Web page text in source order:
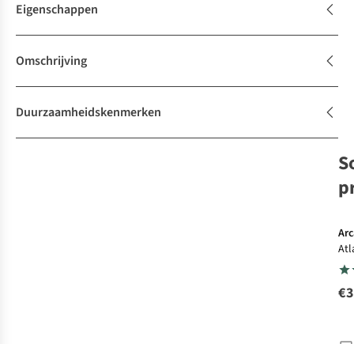
Eigenschappen
Omschrijving
Duurzaamheidskenmerken